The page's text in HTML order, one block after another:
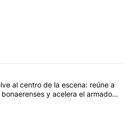
con más comentarios en los
el título "Karina Milei vuelve al
al centro de la escena: reúne a
y acelera el armado